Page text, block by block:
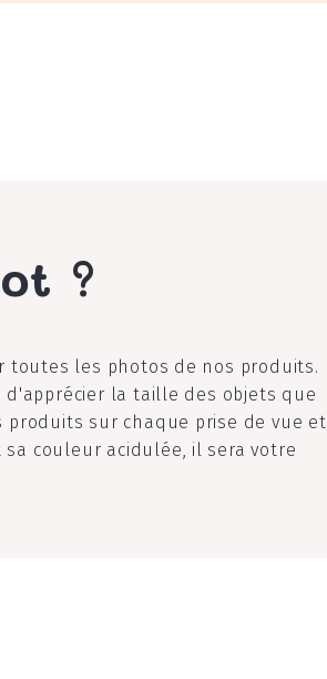
?
les photos de nos produits.
la taille des objets que
sur chaque prise de vue et
couleur acidulée, il sera votre